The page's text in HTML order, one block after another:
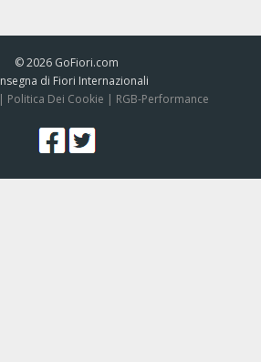
© 2026 GoFiori.com
di Fiori Internazionali
| Politica Dei Cookie | RGB-Performance